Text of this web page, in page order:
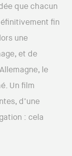
que chacun
fin
une
et de
le
Un film
d’une
: cela